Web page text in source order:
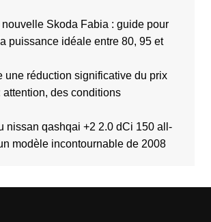
Skoda Fabia : guide pour
puissance idéale entre 80, 95 et
une réduction significative du prix
attention, des conditions
nissan qashqai +2 2.0 dCi 150 all-
modèle incontournable de 2008